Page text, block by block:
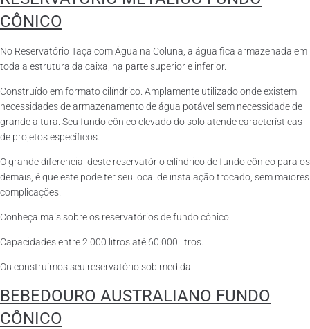
CÔNICO
No Reservatório Taça com Água na Coluna, a água fica armazenada em
toda a estrutura da caixa, na parte superior e inferior.
Construído em formato cilíndrico. Amplamente utilizado onde existem
necessidades de armazenamento de água potável sem necessidade de
grande altura. Seu fundo cônico elevado do solo atende características
de projetos específicos.
O grande diferencial deste reservatório cilíndrico de fundo cônico para os
demais, é que este pode ter seu local de instalação trocado, sem maiores
complicações.
Conheça mais sobre os reservatórios de fundo cônico.
Capacidades entre 2.000 litros até 60.000 litros.
Ou construímos seu reservatório sob medida.
BEBEDOURO AUSTRALIANO FUNDO
CÔNICO